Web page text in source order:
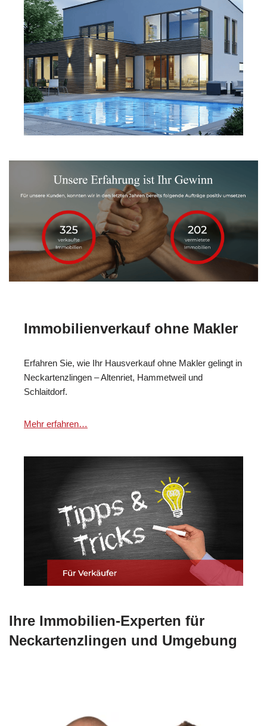
Immobilienverkauf ohne Makler
Erfahren Sie, wie Ihr Hausverkauf ohne Makler gelingt in
Neckartenzlingen – Altenriet, Hammetweil und
Schlaitdorf.
Mehr erfahren…
Ihre Immobilien-Experten für
Neckartenzlingen und Umgebung